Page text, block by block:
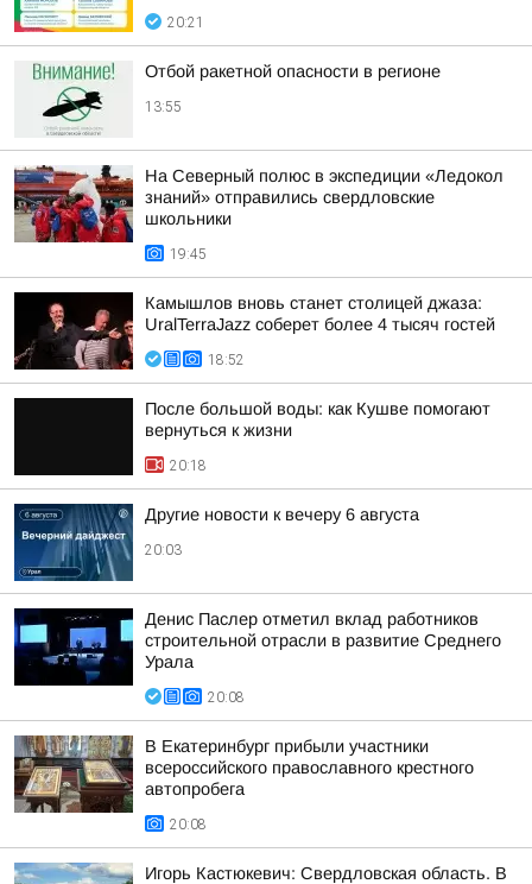
20:21
Отбой ракетной опасности в регионе
13:55
На Северный полюс в экспедиции «Ледокол
знаний» отправились свердловские
школьники
19:45
Камышлов вновь станет столицей джаза:
UralTerraJazz соберет более 4 тысяч гостей
18:52
После большой воды: как Кушве помогают
вернуться к жизни
20:18
Другие новости к вечеру 6 августа
20:03
Денис Паслер отметил вклад работников
строительной отрасли в развитие Среднего
Урала
20:08
В Екатеринбург прибыли участники
всероссийского православного крестного
автопробега
20:08
Игорь Кастюкевич: Свердловская область. В